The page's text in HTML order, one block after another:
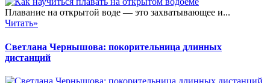
Плавание на открытой воде — это захватывающее и...
Читать»
Светлана Чернышова: покорительница длинных
дистанций